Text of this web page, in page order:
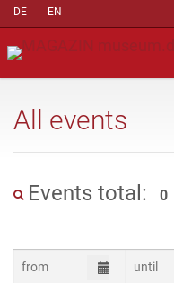
DE EN
All events
Events total: 0